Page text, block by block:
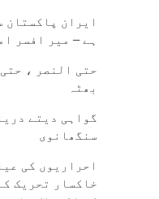
ایران پاکستان
ہے – میر افسر
حتی النصر ،
بھٹہ
گواہی دیتے
سنگھانوی
احراریوں کی
خاکسار تحریک